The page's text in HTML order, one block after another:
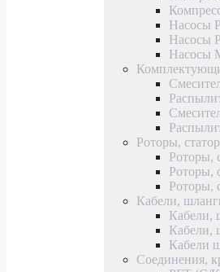
Насосы
Насосы
Насосы
Роторы,
Роторы,
Роторы,
Роторы,
Кабели,
Кабели,
Кабели,
Кабели
Соединения,